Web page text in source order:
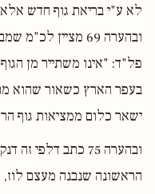
לא ע"י בריאת גוף חדש אלא
ובהערה 69 מציין
פל"ד: "אינו משתייר מן
בעפר הארץ כשאור שהוא
ישאר כלום ממציאות גוף
ובהערה 75 כתב
הראשונה שנבנה מעצם